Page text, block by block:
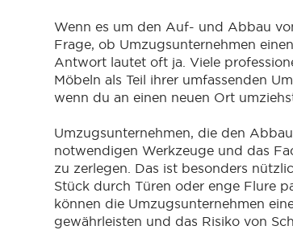
Wenn es um den Auf- und Abbau
Frage, ob Umzugsunternehmen einen
Antwort lautet oft ja. Viele
Möbeln als Teil ihrer umfassenden
wenn du an einen neuen Ort
Umzugsunternehmen, die den
notwendigen Werkzeuge und das
zu zerlegen. Das ist besonders
Stück durch Türen oder enge Flure
können die Umzugsunternehmen
gewährleisten und das Risiko von